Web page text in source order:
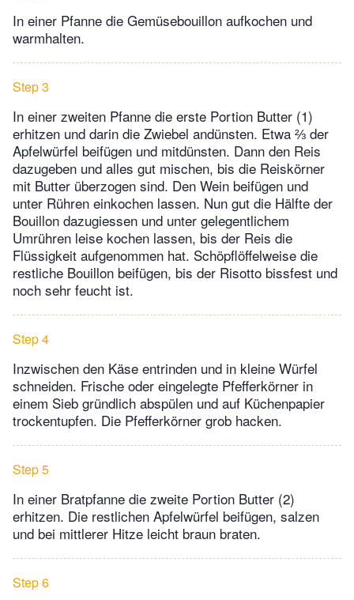
In einer Pfanne die Gemüsebouillon aufkochen und
warmhalten.
Step 3
In einer zweiten Pfanne die erste Portion Butter (1)
erhitzen und darin die Zwiebel andünsten. Etwa ⅔ der
Apfelwürfel beifügen und mitdünsten. Dann den Reis
dazugeben und alles gut mischen, bis die Reiskörner
mit Butter überzogen sind. Den Wein beifügen und
unter Rühren einkochen lassen. Nun gut die Hälfte der
Bouillon dazugiessen und unter gelegentlichem
Umrühren leise kochen lassen, bis der Reis die
Flüssigkeit aufgenommen hat. Schöpflöffelweise die
restliche Bouillon beifügen, bis der Risotto bissfest und
noch sehr feucht ist.
Step 4
Inzwischen den Käse entrinden und in kleine Würfel
schneiden. Frische oder eingelegte Pfefferkörner in
einem Sieb gründlich abspülen und auf Küchenpapier
trockentupfen. Die Pfefferkörner grob hacken.
Step 5
In einer Bratpfanne die zweite Portion Butter (2)
erhitzen. Die restlichen Apfelwürfel beifügen, salzen
und bei mittlerer Hitze leicht braun braten.
Step 6